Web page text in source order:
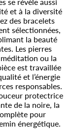
et à la diversité
des bracelets
sélectionnées,
la beauté
Les pierres
ou la
est travaillée
et l’énergie
responsables.
protectrice
de la noire, la
pour
énergétique.